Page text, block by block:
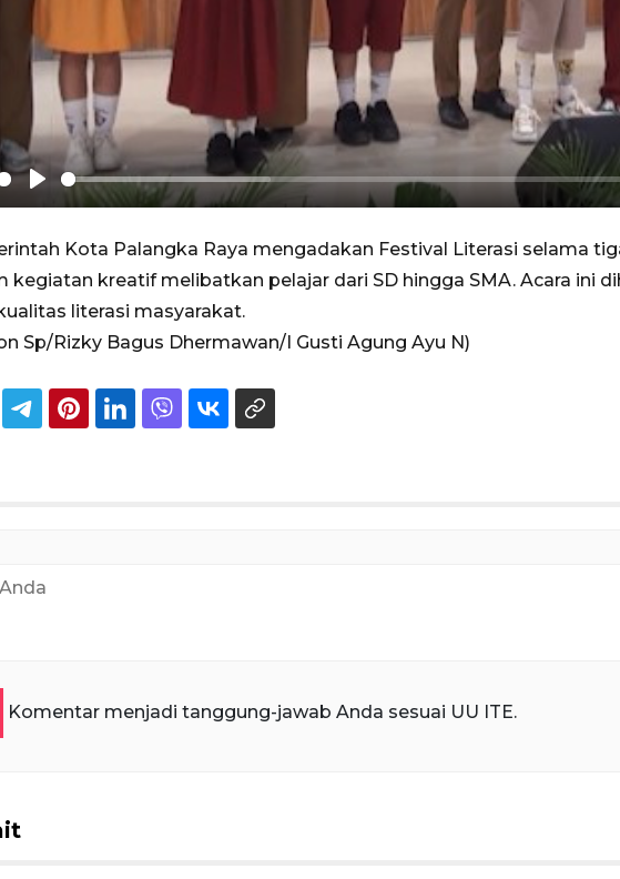
Play
Kota Palangka Raya mengadakan Festival Literasi selama
kegiatan kreatif melibatkan pelajar dari SD hingga SMA. Acara ini
literasi masyarakat.
Sp/Rizky Bagus Dhermawan/I Gusti Agung Ayu N)
Komentar menjadi tanggung-jawab Anda sesuai UU ITE.